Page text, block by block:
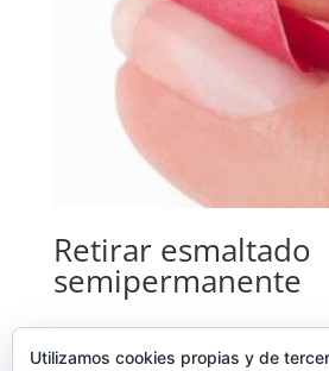
Retirar esmaltado
semipermanente
Añadir al carrito
Utilizamos cookies propias y de